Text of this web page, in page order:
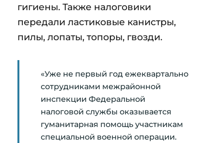
гигиены. Также налоговики
передали ластиковые канистры,
пилы, лопаты, топоры, гвозди.
«Уже не первый год ежеквартально
сотрудниками межрайонной
инспекции Федеральной
налоговой службы оказывается
гуманитарная помощь участникам
специальной военной операции.